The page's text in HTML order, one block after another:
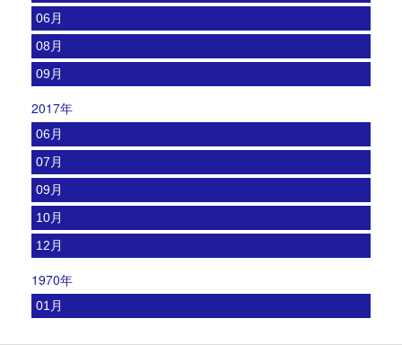
06月
08月
09月
2017年
06月
07月
09月
10月
12月
1970年
01月